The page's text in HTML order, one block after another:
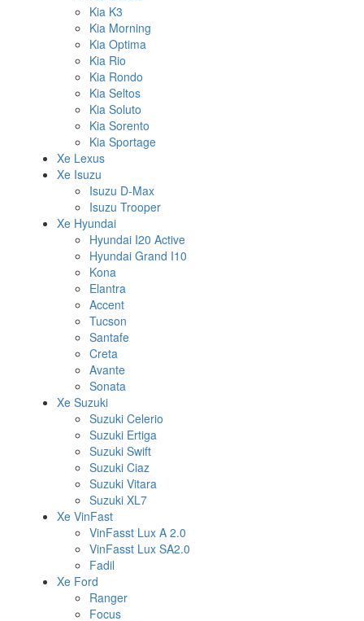
Kia K3
Kia Morning
Kia Optima
Kia Rio
Kia Rondo
Kia Seltos
Kia Soluto
Kia Sorento
Kia Sportage
Xe Lexus
Xe Isuzu
Isuzu D-Max
Isuzu Trooper
Xe Hyundai
Hyundai I20 Active
Hyundai Grand I10
Kona
Elantra
Accent
Tucson
Santafe
Creta
Avante
Sonata
Xe Suzuki
Suzuki Celerio
Suzuki Ertiga
Suzuki Swift
Suzuki Ciaz
Suzuki Vitara
Suzuki XL7
Xe VinFast
VinFasst Lux A 2.0
VinFasst Lux SA2.0
Fadil
Xe Ford
Ranger
Focus